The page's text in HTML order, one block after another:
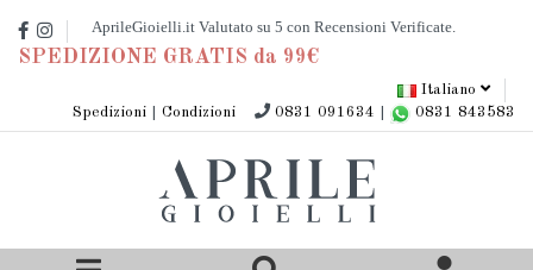
SPEDIZIONE GRATIS da 99€
Italiano
Spedizioni
Condizioni 0831 091634 0831 843583